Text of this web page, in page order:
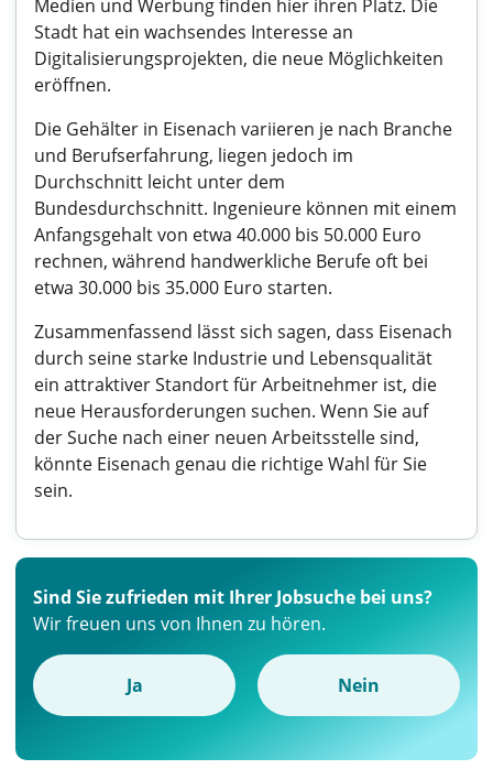
Medien und Werbung finden hier ihren Platz. Die
Stadt hat ein wachsendes Interesse an
Digitalisierungsprojekten, die neue Möglichkeiten
eröffnen.
Die Gehälter in Eisenach variieren je nach Branche
und Berufserfahrung, liegen jedoch im
Durchschnitt leicht unter dem
Bundesdurchschnitt. Ingenieure können mit einem
Anfangsgehalt von etwa 40.000 bis 50.000 Euro
rechnen, während handwerkliche Berufe oft bei
etwa 30.000 bis 35.000 Euro starten.
Zusammenfassend lässt sich sagen, dass Eisenach
durch seine starke Industrie und Lebensqualität
ein attraktiver Standort für Arbeitnehmer ist, die
neue Herausforderungen suchen. Wenn Sie auf
der Suche nach einer neuen Arbeitsstelle sind,
könnte Eisenach genau die richtige Wahl für Sie
sein.
Sind Sie zufrieden mit Ihrer Jobsuche bei uns?
Wir freuen uns von Ihnen zu hören.
Ja Nein